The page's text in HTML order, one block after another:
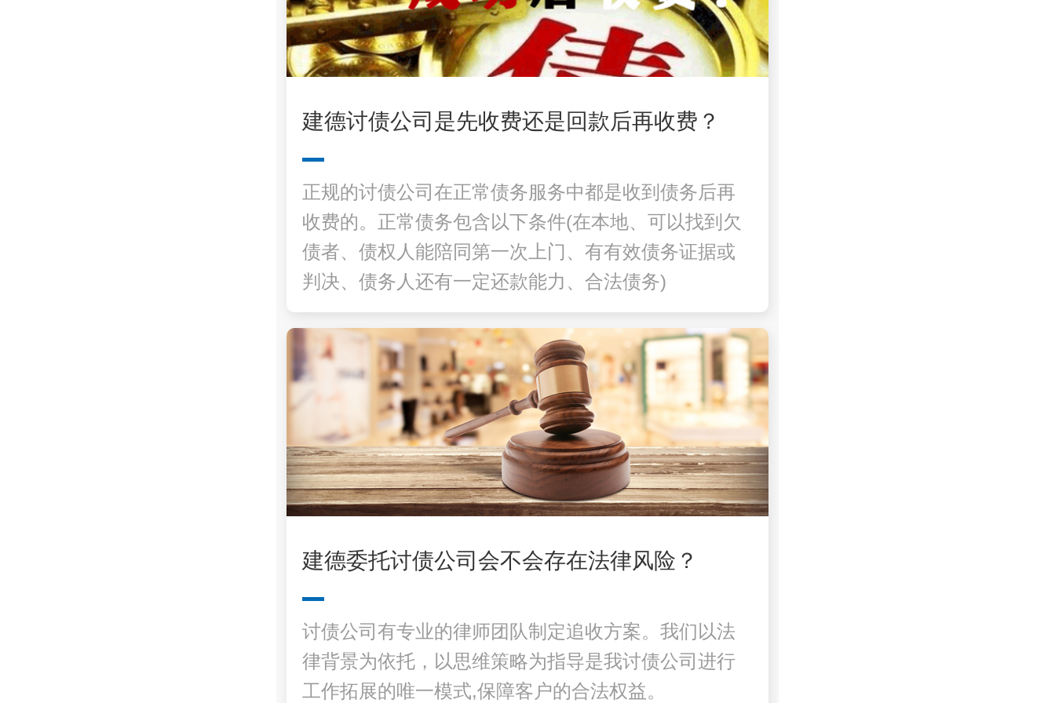
建德讨债公司是先收费还是回款后再收费？
正规的讨债公司在正常债务服务中都是收到债务后再
收费的。正常债务包含以下条件(在本地、可以找到欠
债者、债权人能陪同第一次上门、有有效债务证据或
判决、债务人还有一定还款能力、合法债务)
建德委托讨债公司会不会存在法律风险？
讨债公司有专业的律师团队制定追收方案。我们以法
律背景为依托，以思维策略为指导是我讨债公司进行
工作拓展的唯一模式,保障客户的合法权益。